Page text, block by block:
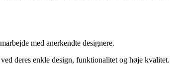
med anerkendte designere.
deres enkle design, funktionalitet og høje kvalitet.